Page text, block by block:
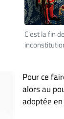
C'est la fin
Pour ce
alors au
adoptée